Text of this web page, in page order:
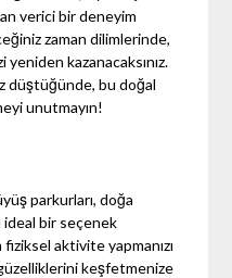
verici bir deneyim
zaman dilimlerinde,
kazanacaksınız.
düştüğünde, bu doğal
unutmayın!
parkurları, doğa
bir seçenek
aktivite yapmanızı
keşfetmenize